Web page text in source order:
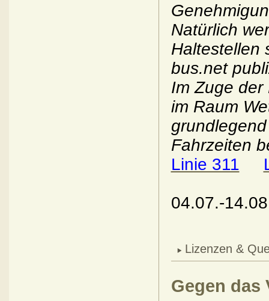
Natürlich
Haltestellen
bus.net
Im Zuge
im Raum
Fahrzeiten
Linie 311
04.07.-
Lizenzen &
Gegen das